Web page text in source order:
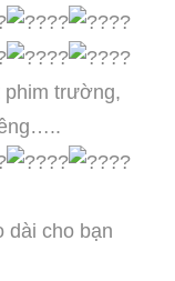
phim trường,
dài cho bạn